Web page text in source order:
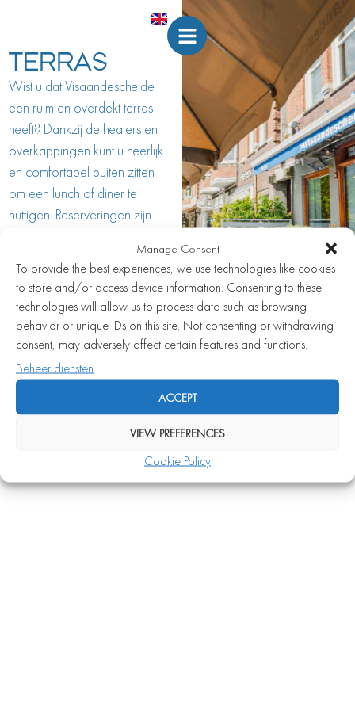
Manage Consent
To provide the best experiences, we use technologies like cookies
to store and/or access device information. Consenting to these
technologies will allow us to process data such as browsing
behavior or unique IDs on this site. Not consenting or withdrawing
consent, may adversely affect certain features and functions.
Beheer diensten
ACCEPT
VIEW PREFERENCES
Cookie Policy
TERRAS
Wist u dat Visaandeschelde
een ruim en overdekt terras
heeft? Dankzij de heaters en
overkappingen kunt u heerlijk
en comfortabel buiten zitten
om een lunch of diner te
nuttigen. Reserveringen zijn
graag buiten zitten, geef dit
dan aan bij uw reservering in
het opmerkingen veld. We
doen altijd ons uiterste best om
aan uw voorkeuren te
voldoen, maar kunnen het niet
garanderen.